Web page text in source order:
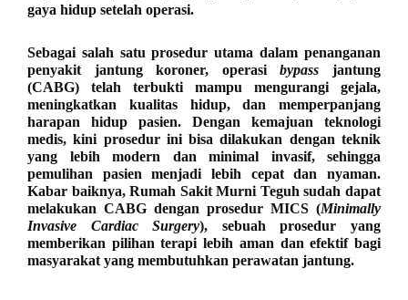
gaya hidup setelah operasi.
Sebagai salah satu prosedur utama dalam penanganan
penyakit jantung koroner, operasibypass jantung
(CABG) telah terbukti mampu mengurangi gejala,
meningkatkan kualitas hidup, dan memperpanjang
harapan hidup pasien. Dengan kemajuan teknologi
medis, kini prosedur ini bisa dilakukan dengan teknik
yang lebih modern dan minimal invasif, sehingga
pemulihan pasien menjadi lebih cepat dan nyaman.
Kabar baiknya,Rumah Sakit Murni Teguh sudah dapat
melakukan CABG dengan prosedur MICS (Minimally
Invasive Cardiac Surgery), sebuah prosedur yang
memberikan pilihan terapi lebih aman dan efektif bagi
masyarakat yang membutuhkan perawatan jantung.